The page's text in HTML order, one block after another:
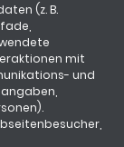
(z. B.
mit
und